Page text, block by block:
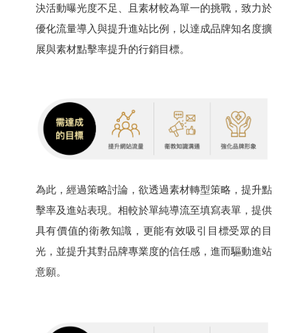
決活動曝光度不足、且素材較為單一的挑戰，致力於
優化流量導入與提升進站比例，以達成品牌知名度擴
展與素材點擊率提升的行銷目標。
為此，經過策略討論，欲透過素材轉型策略，提升點
擊率及進站表現。相較於單純導流至填寫表單，提供
具有價值的衛教知識，更能有效吸引目標受眾的目
光，並提升其對品牌專業度的信任感，進而驅動進站
意願。